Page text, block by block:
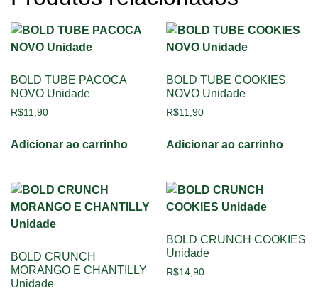
BOLD TUBE PACOCA
NOVO Unidade
R$11,90
Adicionar ao carrinho
BOLD TUBE COOKIES
NOVO Unidade
R$11,90
Adicionar ao carrinho
BOLD CRUNCH
MORANGO E CHANTILLY
Unidade
BOLD CRUNCH COOKIES
Unidade
R$14,90